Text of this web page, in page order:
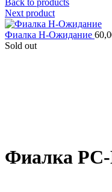
Back to products
Next product
Фиалка Н-Ожидание
Sold out
Фиалка